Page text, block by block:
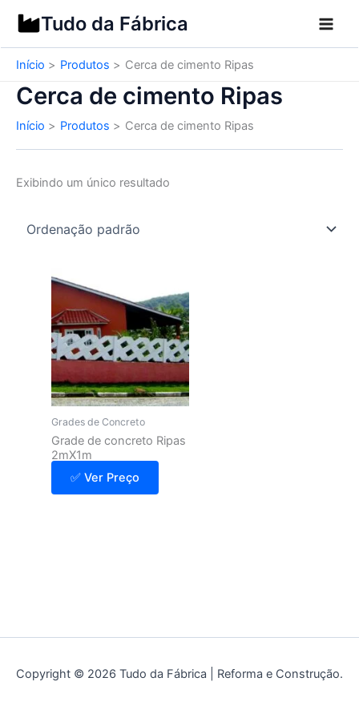
para
o
conteúdo
Tudo da Fábrica
Início Produtos Cerca de cimento Ripas
Cerca de cimento Ripas
Início Produtos Cerca de cimento Ripas
Exibindo um único resultado
Grades de Concreto
Grade de concreto Ripas
2mX1m
✅ Ver Preço
Copyright © 2026 Tudo da Fábrica | Reforma e Construção.